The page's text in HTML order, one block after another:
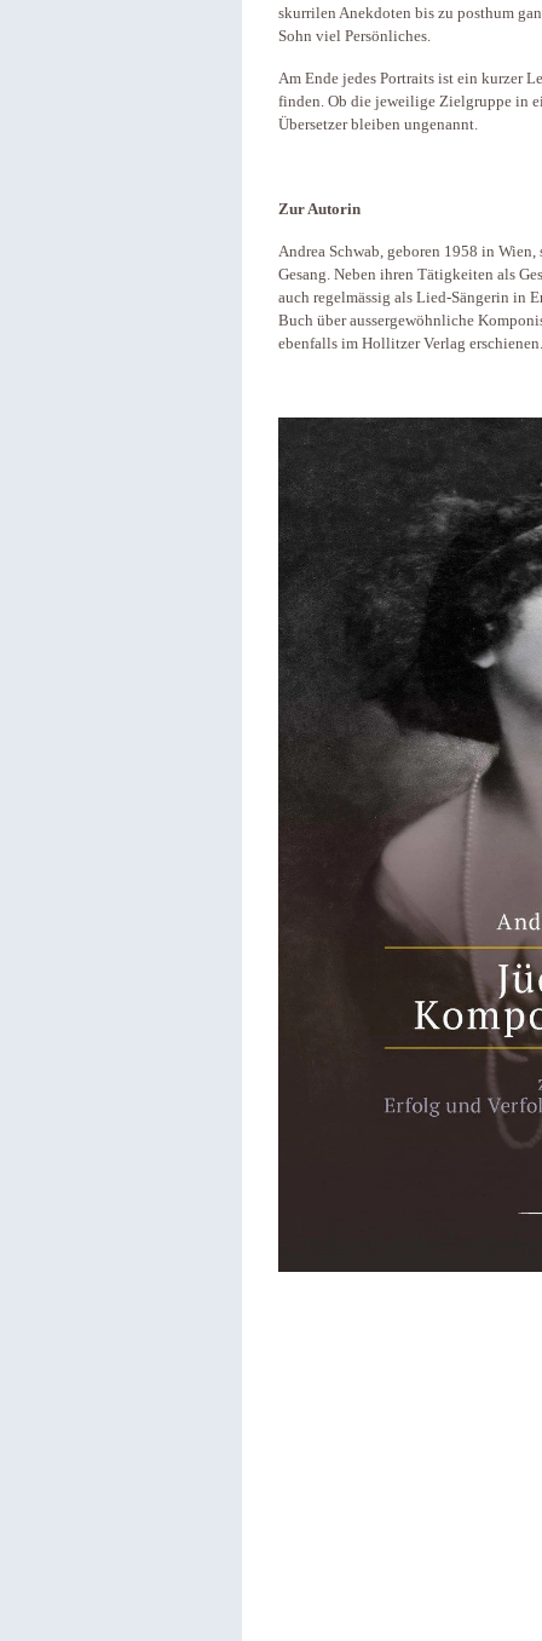
skurrilen Anekdoten bis zu posthum
Sohn viel Persönliches.
Am Ende jedes Portraits ist ein kurzer
finden. Ob die jeweilige Zielgruppe in
Übersetzer bleiben ungenannt.
Zur Autorin
Andrea Schwab, geboren 1958 in
Gesang. Neben ihren Tätigkeiten als
auch regelmässig als Lied-Sängerin in
Buch über aussergewöhnliche
ebenfalls im Hollitzer Verlag erschienen.